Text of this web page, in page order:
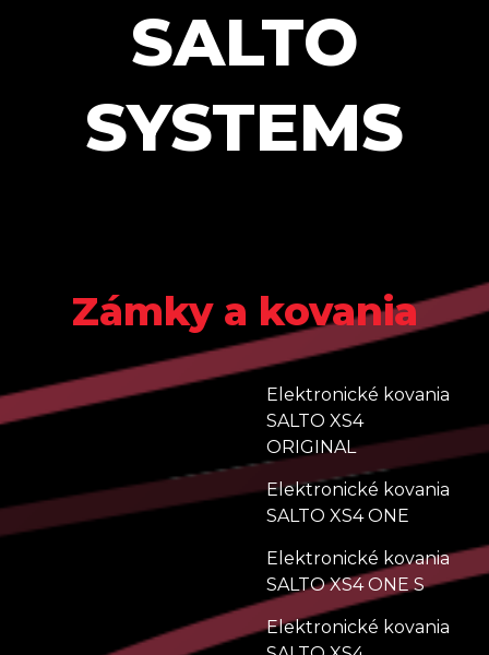
SALTO
SYSTEMS
Zámky a kovania
Elektronické kovania
SALTO XS4
ORIGINAL
Elektronické kovania
SALTO XS4 ONE
Elektronické kovania
SALTO XS4 ONE S
Elektronické kovania